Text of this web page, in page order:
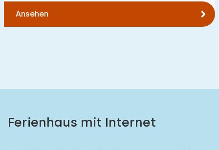
Ansehen
Ferienhaus mit Internet